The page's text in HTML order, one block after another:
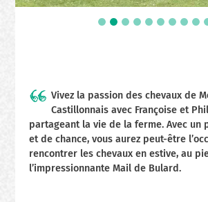
Vivez la passion des chevaux de
Castillonnais avec Françoise et
partageant la vie de la ferme. Avec un
et de chance, vous aurez peut-être
rencontrer les chevaux en estive, au
l’impressionnante Mail de Bulard.